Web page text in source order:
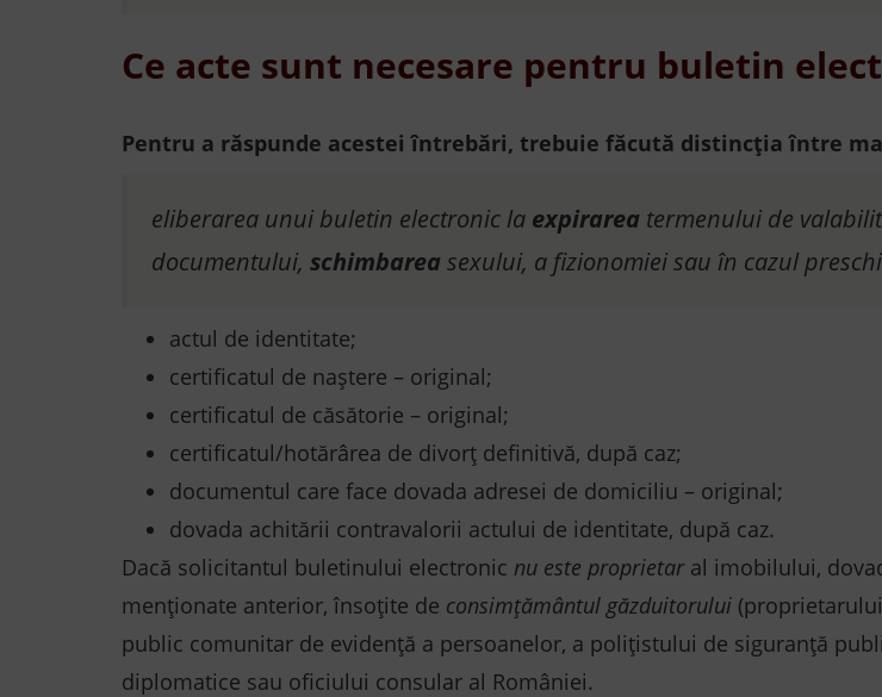
Ce acte sunt necesare pentru buletin
Pentru a răspunde acestei întrebări, trebuie făcută distincția între
eliberarea unui buletin electronic la expirarea termenului de
documentului, schimbareasexului, a fizionomiei sau în cazul
actul de identitate;
certificatul de naștere – original;
certificatul de căsătorie – original;
certificatul/hotărârea de divorț definitivă, după caz;
documentul care face dovada adresei de domiciliu – original;
dovada achitării contravalorii actului de identitate, după caz.
Dacă solicitantul buletinului electronic nu este proprietaral imobilului,
menționate anterior, însoțite de consimțământul găzduitorului
public comunitar de evidenţă a persoanelor, a poliţistului de siguranţă
diplomatice sau oficiului consular al României.